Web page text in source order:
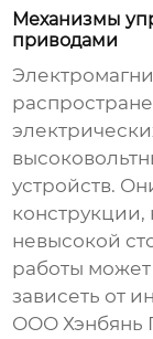
Механизмы
приводами
устройств.
невысокой
работы может
зависеть от
ООО Хэнбянь